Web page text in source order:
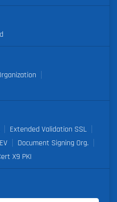
Extended Validation SSL
Document Signing Org.
X9 PKI